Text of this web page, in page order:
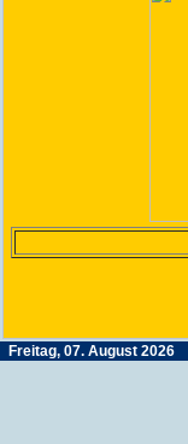
Freitag, 07. August 2026